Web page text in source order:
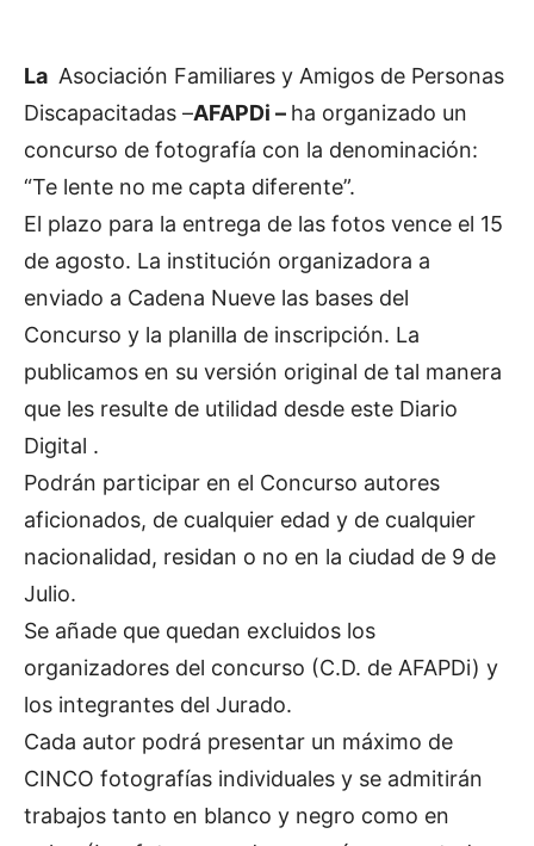
La Asociación Familiares y Amigos de Personas
Discapacitadas –AFAPDi – ha organizado un
concurso de fotografía con la denominación:
“Te lente no me capta diferente”.
El plazo para la entrega de las fotos vence el 15
de agosto. La institución organizadora a
enviado a Cadena Nueve las bases del
Concurso y la planilla de inscripción. La
publicamos en su versión original de tal manera
que les resulte de utilidad desde este Diario
Digital .
Podrán participar en el Concurso autores
aficionados, de cualquier edad y de cualquier
nacionalidad, residan o no en la ciudad de 9 de
Julio.
Se añade que quedan excluidos los
organizadores del concurso (C.D. de AFAPDi) y
los integrantes del Jurado.
Cada autor podrá presentar un máximo de
CINCO fotografías individuales y se admitirán
trabajos tanto en blanco y negro como en